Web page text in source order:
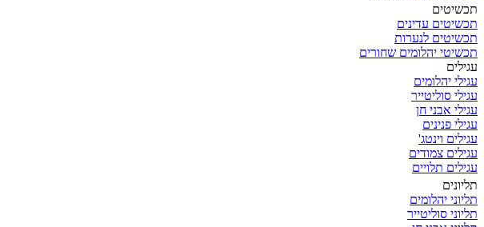
תכשיטים
תכשיטים עדינים
תכשיטים לנערות
תכשיטי יהלומים שחורים
עגילים
עגילי יהלומים
עגילי סוליטייר
עגילי אבני חן
עגילי פנינים
עגילים וינטג'
עגילים צמודים
עגילים תלויים
תליונים
תליוני יהלומים
תליוני סוליטייר